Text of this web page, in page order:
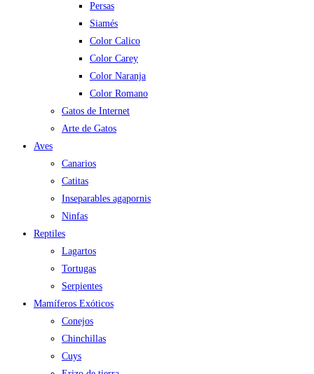
Persas
Siamés
Color Calico
Color Carey
Color Naranja
Color Romano
Gatos de Internet
Arte de Gatos
Aves
Canarios
Catitas
Inseparables agapornis
Ninfas
Reptiles
Lagartos
Tortugas
Serpientes
Mamíferos Exóticos
Conejos
Chinchillas
Cuys